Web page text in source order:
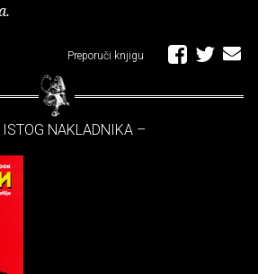
Preporuči knjigu
ISTOG NAKLADNIKA –